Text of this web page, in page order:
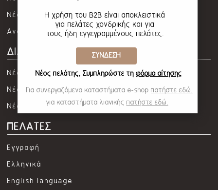
Νέα
Αναζήτηση φωτογραφίας
ΔΙΑΘΕΣΙΜΑ
Νέα προϊόντα
Νέα προϊόντα ΣΠΙΤΙ
Νέα προϊόντα ΧΡΙΣΤΟΥΓΕΝΝΑ
ΠΕΛΑΤΕΣ
Εγγραφή
Ελληνικά
English language
ΣΥΝΔΕΣΗ
Για συνεργαζόμενα καταστήματα e-shop πατήστε εδώ.
Η χρήση του B2B είναι αποκλειστικά
για πελάτες χονδρικής και για
τους ήδη εγγεγραμμένους πελάτες.
Νέος πελάτης; Συμπληρώστε τη φόρμα αίτησης
για καταστήματα λιανικής πατήστε εδώ.